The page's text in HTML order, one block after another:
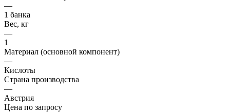
—
1 банка
Вес, кг
—
1
Материал (основной компонент)
—
Кислоты
Страна производства
—
Австрия
Цена по запросу